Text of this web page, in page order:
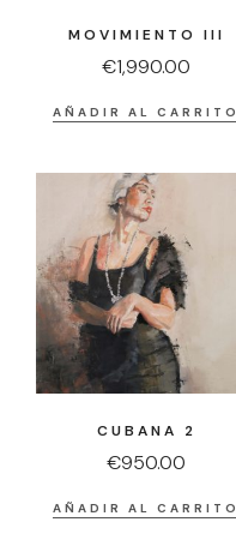
MOVIMIENTO III
€1,990.00
AÑADIR AL CARRITO
CUBANA 2
€950.00
AÑADIR AL CARRITO